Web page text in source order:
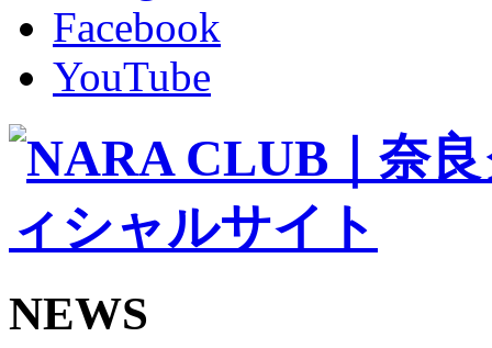
コラム
その他
TEAM
2026/27トップチーム
2026/27トップチームスタッフ
バモス
チアダンススクール
ボランティアチーム「volundeer」
ビクトリーロード
HOMEGAME
観戦ルール＆マナー
Jリーグ運営管理規定
写真・動画使用ガイドライン
Facebook
YouTube
NEWS